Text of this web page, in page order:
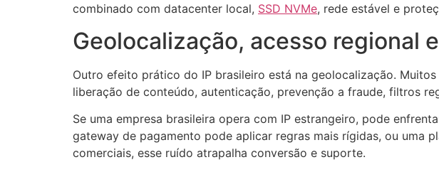
combinado com datacenter local, SSD NVMe, rede estável e
Geolocalização, acesso regional
Outro efeito prático do IP brasileiro está na geolocalização.
liberação de conteúdo, autenticação, prevenção a fraude, filtros
Se uma empresa brasileira opera com IP estrangeiro, pode
gateway de pagamento pode aplicar regras mais rígidas, ou uma
comerciais, esse ruído atrapalha conversão e suporte.